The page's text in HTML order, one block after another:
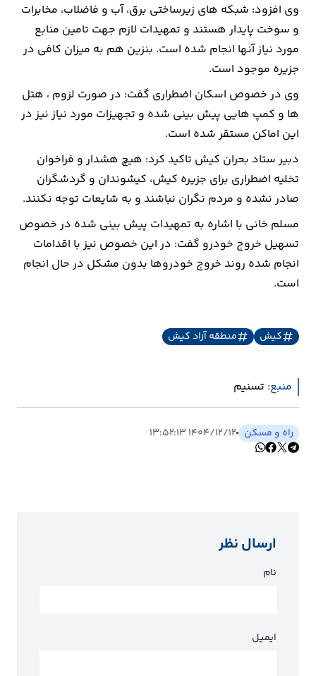
اقتصاد
ایران
ارتباطات
خودرو
نوتیف
شناور
وی افزود: شبکه های زیرساختی برق، آب و فاضلاب، مخابرات
و سوخت پایدار هستند و تمهیدات لازم جهت تامین منابع
مورد نیاز آنها انجام شده است. بنزین هم به میزان کافی در
جزیره موجود است.
وی در خصوص اسکان اضطراری گفت: در صورت لزوم ، هتل
ها و کمپ هایی پیش بینی شده و تجهیزات مورد نیاز نیز در
این اماکن مستقر شده است.
دبیر ستاد بحران کیش تاکید کرد: هیچ هشدار و فراخوان
تخلیه اضطراری برای جزیره کیش، کیشوندان و گردشگران
صادر نشده و مردم نگران نباشند و به شایعات توجه نکنند.
مسلم خانی با اشاره به تمهیدات پیش بینی شده در خصوص
تسهیل خروج خودرو گفت: در این خصوص نیز با اقدامات
انجام شده روند خروج خودروها بدون مشکل در حال انجام
است.
کیش منطقه آزاد کیش
منبع: تسنیم
راه و مسکن ۱۴۰۴/۱۲/۱۲ ۱۳:۵۲:۱۳
ارسال نظر
نام
ایمیل